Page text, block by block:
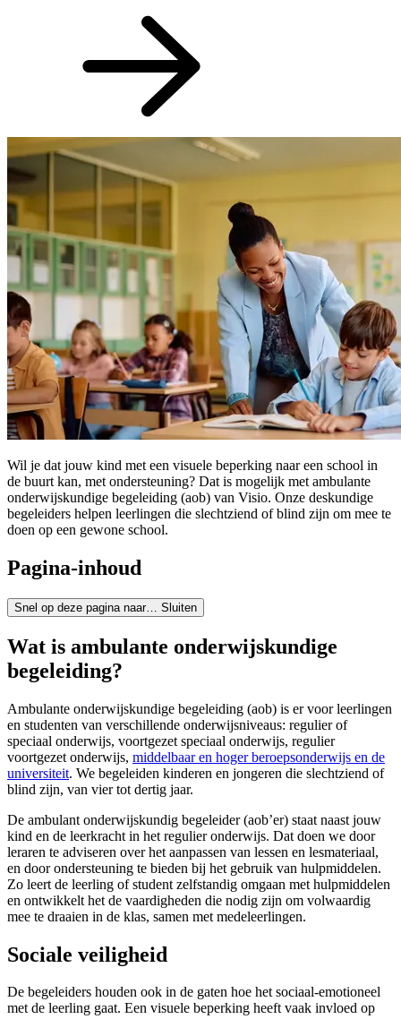
Wil je dat jouw kind met een visuele beperking naar een school in
de buurt kan, met ondersteuning? Dat is mogelijk met ambulante
onderwijskundige begeleiding (aob) van Visio. Onze deskundige
begeleiders helpen leerlingen die slechtziend of blind zijn om mee te
doen op een gewone school.
Pagina-inhoud
Snel op deze pagina naar… Sluiten
Wat is ambulante onderwijskundige
begeleiding?
Ambulante onderwijskundige begeleiding (aob) is er voor leerlingen
en studenten van verschillende onderwijsniveaus: regulier of
speciaal onderwijs, voortgezet speciaal onderwijs, regulier
voortgezet onderwijs, middelbaar en hoger beroepsonderwijs en de
universiteit. We begeleiden kinderen en jongeren die slechtziend of
blind zijn, van vier tot dertig jaar.
De ambulant onderwijskundig begeleider (aob’er) staat naast jouw
kind en de leerkracht in het regulier onderwijs. Dat doen we door
leraren te adviseren over het aanpassen van lessen en lesmateriaal,
en door ondersteuning te bieden bij het gebruik van hulpmiddelen.
Zo leert de leerling of student zelfstandig omgaan met hulpmiddelen
en ontwikkelt het de vaardigheden die nodig zijn om volwaardig
mee te draaien in de klas, samen met medeleerlingen.
Sociale veiligheid
De begeleiders houden ook in de gaten hoe het sociaal-emotioneel
met de leerling gaat. Een visuele beperking heeft vaak invloed op